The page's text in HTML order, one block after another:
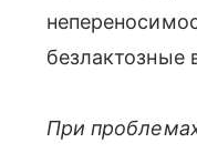
безлактозные
При